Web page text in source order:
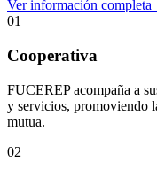
Ver información
01
Cooperativa
FUCEREP acompaña a
y servicios, promoviendo
mutua.
02